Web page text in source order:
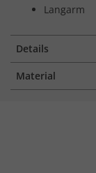
Langarm
Details
Material